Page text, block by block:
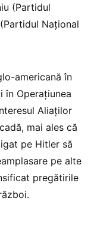
(Partidul
Național
americană în
în Operațiunea
Aliaților
mai ales că
pe Hitler să
pe alte
pregătirile